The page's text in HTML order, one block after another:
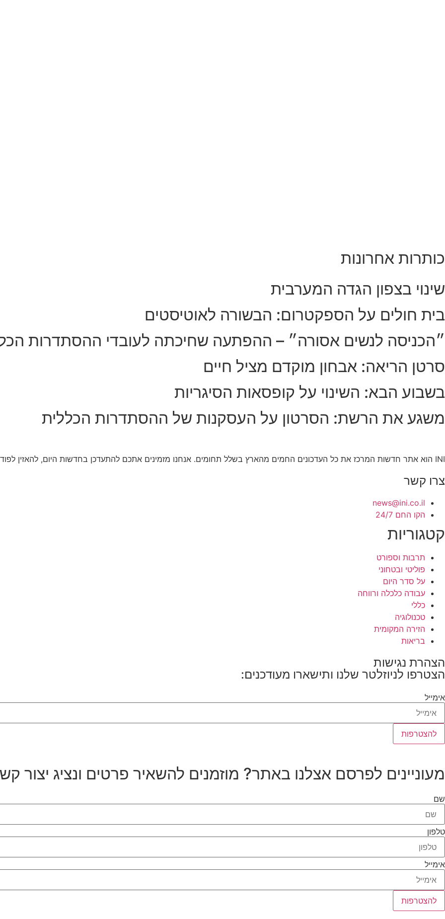
כותרות אחרונות
שינוי בצפון הגדה המערבית
בית חולים על הספקטרום: הבשורה לאוטיסטים
״הכניסה לנשים אסורה״ – ההפתעה שחיכתה לעובדי ההסתדרות
סרטן הריאה: אבחון מוקדם מציל חיים
בשבוע הבא: השינוי על קופסאות הסיגריות
משגע את הרשת: הסרטון על העסקנות של ההסתדרות הכללית
INI הוא אתר חדשות המרכז את כל העדכונים החמים מהארץ בשלל תחומים. אנחנו מזמינים אתכם להתעדכן בחדשות היום, להאזין לפודקאסטים, ולקרוא מאמרי דעה.
צרו קשר
news@ini.co.il
הקו החם 24/7
קטגוריות
תרבות וספורט
פוליטי ובטחוני
על סדר היום
עבודה כלכלה ורווחה
כללי
טכנולוגיה
הזירה המקומית
בריאות
הצהרת נגישות
הצטרפו לניוזלטר שלנו ותישארו מעודכנים:
אימייל
להצטרפות
מעוניינים לפרסם אצלנו באתר? מוזמנים להשאיר פרטים ונציג יצור
שם
טלפון
אימייל
להצטרפות